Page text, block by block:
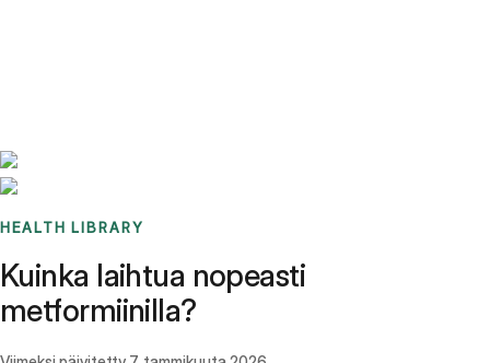
HEALTH LIBRARY
Kuinka laihtua nopeasti
metformiinilla?